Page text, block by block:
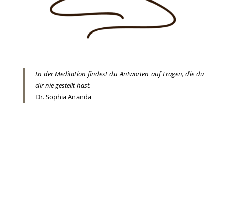
In der Meditation findest du Antworten auf Fragen, die du
dir nie gestellt hast.
Dr. Sophia Ananda